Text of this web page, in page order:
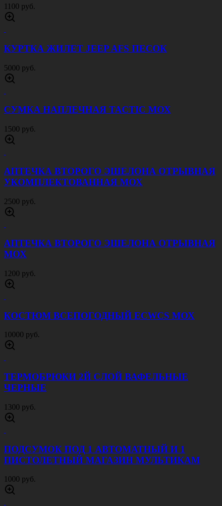
1100 руб.
КУРТКА ЖИЛЕТ JEEP AFS ПЕСОК
5000 руб.
СУМКА НАПЛЕЧНАЯ TACTIC МОХ
1500 руб.
АПТЕЧКА ВТОРОГО ЭШЕЛОНА ОТРЫВНАЯ
УКОМПЛЕКТОВАННАЯ МОХ
2500 руб.
АПТЕЧКА ВТОРОГО ЭШЕЛОНА ОТРЫВНАЯ
МОХ
1200 руб.
КОСТЮМ ВСЕПОГОДНЫЙ ECWCS МОХ
10000 руб.
ТЕРМОБРЮКИ 2Й СЛОЙ ВАФЕЛЬНЫЕ
ЧЕРНЫЕ
1300 руб.
ПОДСУМОК ПОД 1 АВТОМАТНЫЙ И 1
ПИСТОЛЕТНЫЙ МАГАЗИН МУЛЬТИКАМ
1000 руб.